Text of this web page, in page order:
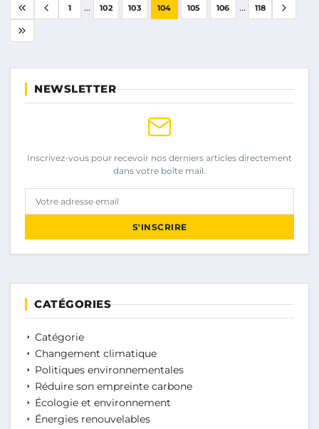
1 ... 102 103 104 105 106 ... 118
NEWSLETTER
Inscrivez-vous pour recevoir nos derniers articles directement
dans votre boîte mail.
Votre adresse email
S'INSCRIRE
CATÉGORIES
Catégorie
Changement climatique
Politiques environnementales
Réduire son empreinte carbone
Écologie et environnement
Énergies renouvelables